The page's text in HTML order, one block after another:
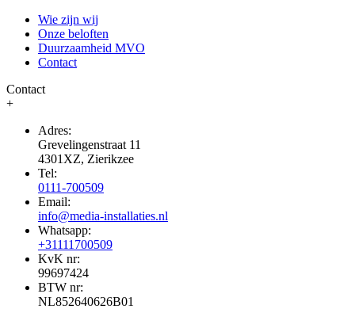
Wie zijn wij
Onze beloften
Duurzaamheid MVO
Contact
Contact
+
Adres:
Grevelingenstraat 11
4301XZ, Zierikzee
Tel:
0111-700509
Email:
info@media-installaties.nl
Whatsapp:
+31111700509
KvK nr:
99697424
BTW nr:
NL852640626B01